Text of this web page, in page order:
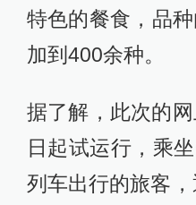
特色的餐食，品
加到400余种。
据了解，此次的
日起试运行，乘
列车出行的旅客